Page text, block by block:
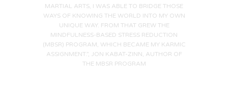
MARTIAL ARTS, I WAS ABLE TO BRIDGE THOSE
WAYS OF KNOWING THE WORLD INTO MY OWN
UNIQUE WAY. FROM THAT GREW THE
MINDFULNESS-BASED STRESS REDUCTION
(MBSR) PROGRAM, WHICH BECAME MY KARMIC
ASSIGNMENT.”, JON KABAT-ZINN, AUTHOR OF
THE MBSR PROGRAM